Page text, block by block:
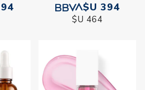
$U 394
$U 464